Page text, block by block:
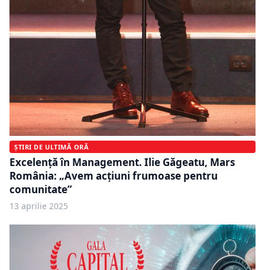
ȘTIRI DE ULTIMĂ ORĂ
Excelență în Management. Ilie Găgeatu, Mars
România: „Avem acțiuni frumoase pentru
comunitate”
13 aprilie 2025